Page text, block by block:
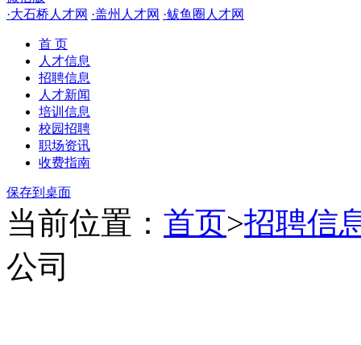
·大石桥人才网 ·盖州人才网 ·鲅鱼圈人才网
首 页
人才信息
招聘信息
人才新闻
培训信息
校园招聘
职场资讯
收费指南
保存到桌面
当前位置： 首页>招聘信
公司